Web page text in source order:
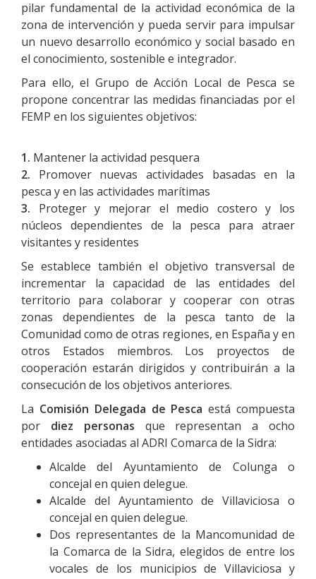
pilar fundamental de la actividad económica de la
zona de intervención y pueda servir para impulsar
un nuevo desarrollo económico y social basado en
el conocimiento, sostenible e integrador.
Para ello, el Grupo de Acción Local de Pesca se
propone concentrar las medidas financiadas por el
FEMP en los siguientes objetivos:
1. Mantener la actividad pesquera
2. Promover nuevas actividades basadas en la
pesca y en las actividades marítimas
3. Proteger y mejorar el medio costero y los
núcleos dependientes de la pesca para atraer
visitantes y residentes
Se establece también el objetivo transversal de
incrementar la capacidad de las entidades del
territorio para colaborar y cooperar con otras
zonas dependientes de la pesca tanto de la
Comunidad como de otras regiones, en España y en
otros Estados miembros. Los proyectos de
cooperación estarán dirigidos y contribuirán a la
consecución de los objetivos anteriores.
La Comisión Delegada de Pesca está compuesta
por diez personas que representan a ocho
entidades asociadas al ADRI Comarca de la Sidra:
Alcalde del Ayuntamiento de Colunga o
concejal en quien delegue.
Alcalde del Ayuntamiento de Villaviciosa o
concejal en quien delegue.
Dos representantes de la Mancomunidad de
la Comarca de la Sidra, elegidos de entre los
vocales de los municipios de Villaviciosa y